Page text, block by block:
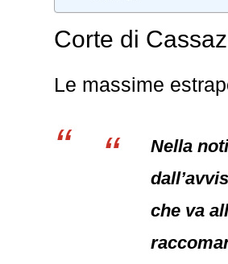
Corte di
Le massime
Nella
che va